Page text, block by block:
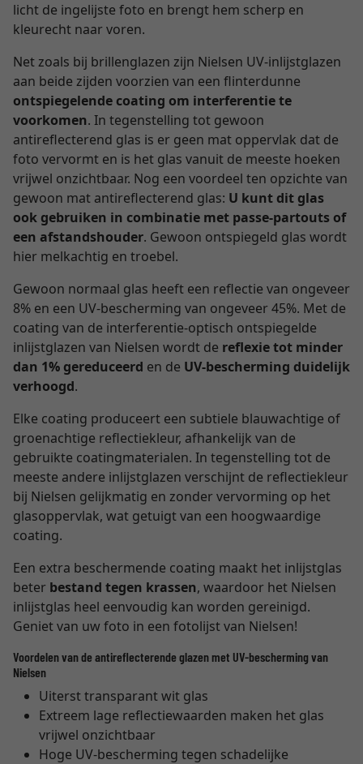
licht de ingelijste foto en brengt hem scherp en
kleurecht naar voren.
Net zoals bij brillenglazen zijn Nielsen UV-inlijstglazen
aan beide zijden voorzien van een flinterdunne
ontspiegelende coating om interferentie te
voorkomen. In tegenstelling tot gewoon
antireflecterend glas is er geen mat oppervlak dat de
foto vervormt en is het glas vanuit de meeste hoeken
vrijwel onzichtbaar. Nog een voordeel ten opzichte van
gewoon mat antireflecterend glas: U kunt dit glas
ook gebruiken in combinatie met passe-partouts of
een afstandshouder. Gewoon ontspiegeld glas wordt
hier melkachtig en troebel.
Gewoon normaal glas heeft een reflectie van ongeveer
8% en een UV-bescherming van ongeveer 45%. Met de
coating van de interferentie-optisch ontspiegelde
inlijstglazen van Nielsen wordt de reflexie tot minder
dan 1% gereduceerd en de UV-bescherming duidelijk
verhoogd.
Elke coating produceert een subtiele blauwachtige of
groenachtige reflectiekleur, afhankelijk van de
gebruikte coatingmaterialen. In tegenstelling tot de
meeste andere inlijstglazen verschijnt de reflectiekleur
bij Nielsen gelijkmatig en zonder vervorming op het
glasoppervlak, wat getuigt van een hoogwaardige
coating.
Een extra beschermende coating maakt het inlijstglas
beter bestand tegen krassen, waardoor het Nielsen
inlijstglas heel eenvoudig kan worden gereinigd.
Geniet van uw foto in een fotolijst van Nielsen!
Voordelen van de antireflecterende glazen met UV-bescherming van
Nielsen
Uiterst transparant wit glas
Extreem lage reflectiewaarden maken het glas
vrijwel onzichtbaar
Hoge UV-bescherming tegen schadelijke